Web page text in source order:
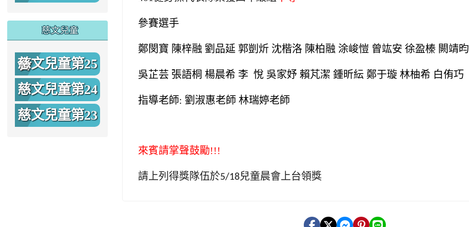
參賽選手
鄭閔寶 陳梓融 劉品延 郭剴炘 沈楷洛 陳柏融 涂峻愷 曾竑安 徐盈榛 闕靖昀
吳芷芸 張語桐 楊晨希 李 悅 吳家妤 賴芃潔 鍾昕紜 鄭于璇 林柚希 白侑巧
指導老師: 劉淑惠老師 林瑞婷老師
來賓請掌聲鼓勵!!!
請上列得獎隊伍於5/18 兒童晨會上台領獎
慈文兒童
慈文兒童第25
期
慈文兒童第24
期
慈文兒童第23